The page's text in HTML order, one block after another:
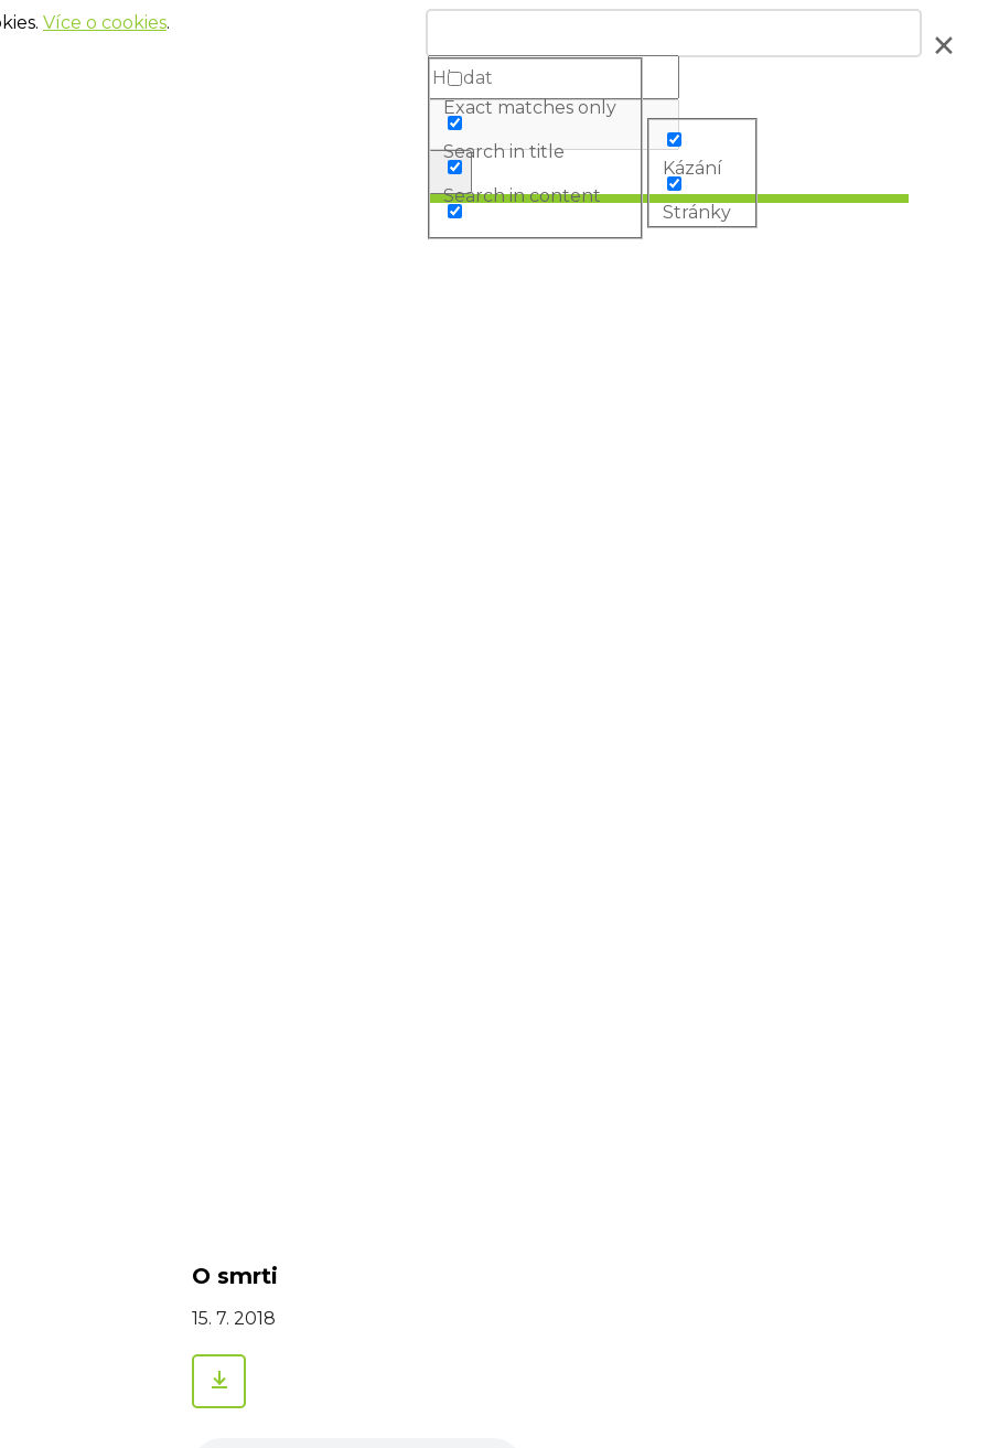
Více o cookies.
O smrti
15. 7. 2018
Exact matches only
Search in title
Search in content
Kázání
Stránky